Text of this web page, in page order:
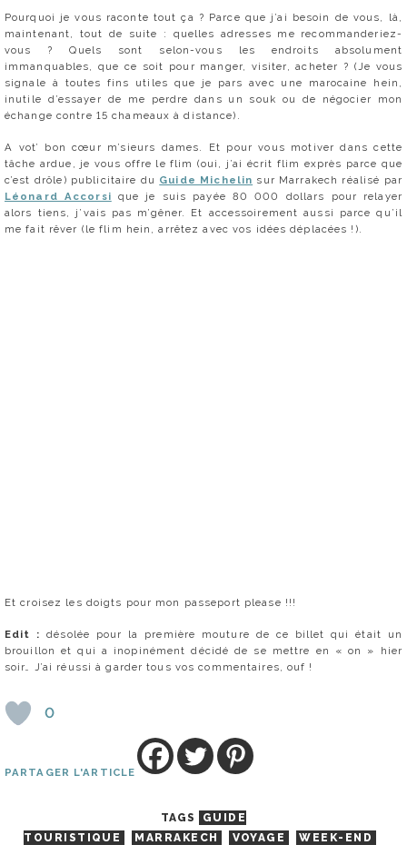
Pourquoi je vous raconte tout ça ? Parce que j’ai besoin de vous, là,
maintenant, tout de suite : quelles adresses me recommanderiez-
vous ? Quels sont selon-vous les endroits absolument
immanquables, que ce soit pour manger, visiter, acheter ? (Je vous
signale à toutes fins utiles que je pars avec une marocaine hein,
inutile d’essayer de me perdre dans un souk ou de négocier mon
échange contre 15 chameaux à distance).
A vot’ bon cœur m’sieurs dames. Et pour vous motiver dans cette
tâche ardue, je vous offre le flim (oui, j’ai écrit flim exprès parce que
c’est drôle) publicitaire du Guide Michelin sur Marrakech réalisé par
Léonard Accorsi que je suis payée 80 000 dollars pour relayer
alors tiens, j’vais pas m’gêner. Et accessoirement aussi parce qu’il
me fait rêver (le flim hein, arrêtez avec vos idées déplacées !).
Et croisez les doigts pour mon passeport please !!!
Edit :désolée pour la première mouture de ce billet qui était un
brouillon et qui a inopinément décidé de se mettre en « on » hier
soir… J’ai réussi à garder tous vos commentaires, ouf !
0
PARTAGER L'ARTICLE
TAGS
GUIDE
TOURISTIQUE
MARRAKECH VOYAGE WEEK-END